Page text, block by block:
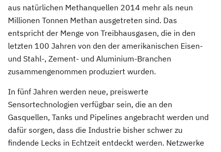
aus natürlichen Methanquellen 2014 mehr als neun
Millionen Tonnen Methan ausgetreten sind. Das
entspricht der Menge von Treibhausgasen, die in den
letzten 100 Jahren von den der amerikanischen Eisen-
und Stahl-, Zement- und Aluminium-Branchen
zusammengenommen produziert wurden.
In fünf Jahren werden neue, preiswerte
Sensortechnologien verfügbar sein, die an den
Gasquellen, Tanks und Pipelines angebracht werden und
dafür sorgen, dass die Industrie bisher schwer zu
findende Lecks in Echtzeit entdeckt werden. Netzwerke